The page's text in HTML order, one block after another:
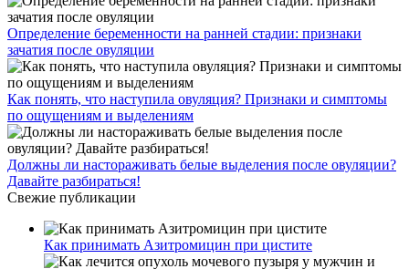
Определение беременности на ранней стадии: признаки
зачатия после овуляции
Как понять, что наступила овуляция? Признаки и симптомы
по ощущениям и выделениям
Должны ли настораживать белые выделения после овуляции?
Давайте разбираться!
Свежие публикации
Как принимать Азитромицин при цистите